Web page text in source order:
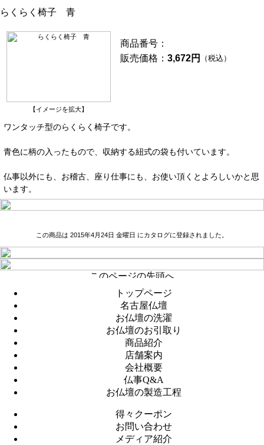
らくらく椅子 青
【イメージを拡大】
商品番号：
販売価格： 3,672円 （税込）
ワンタッチ型のらくらく椅子です。
青色に柄の入ったもので、収納する紐式の袋も付いています。
仏事以外にも、お稽古、座り仕事にも、お使い頂くとよろしいかと思
います。
この商品は 2015年4月24日 金曜日 にカタログに登録されました。
トップページ
名古屋仏壇
お仏壇の洗濯
お仏壇のお引取り
商品紹介
店舗案内
会社概要
仏事Q&A
お仏壇の製造工程
得々クーポン
お問い合わせ
メディア紹介